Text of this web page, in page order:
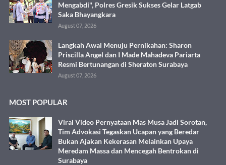
Mengabdi", Polres Gresik Sukses Gelar Latgab
Saka Bhayangkara
August 07, 2026
Langkah Awal Menuju Pernikahan: Sharon
Priscilla Angel dan I Made Mahadeva Pariarta
Resmi Bertunangan di Sheraton Surabaya
August 07, 2026
MOST POPULAR
Viral Video Pernyataan Mas Musa Jadi Sorotan,
Tim Advokasi Tegaskan Ucapan yang Beredar
Bukan Ajakan Kekerasan Melainkan Upaya
Meredam Massa dan Mencegah Bentrokan di
Surabaya